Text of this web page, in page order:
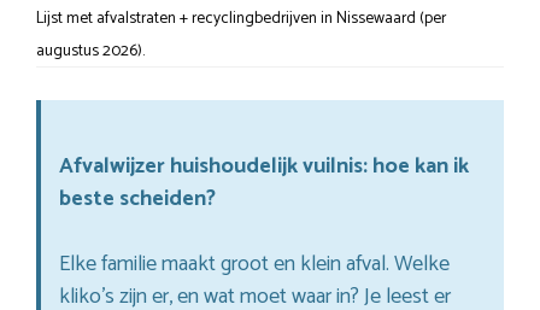
Lijst met afvalstraten + recyclingbedrijven in Nissewaard (per
augustus 2026).
Afvalwijzer huishoudelijk vuilnis: hoe kan ik
beste scheiden?
Elke familie maakt groot en klein afval. Welke
kliko’s zijn er, en wat moet waar in? Je leest er